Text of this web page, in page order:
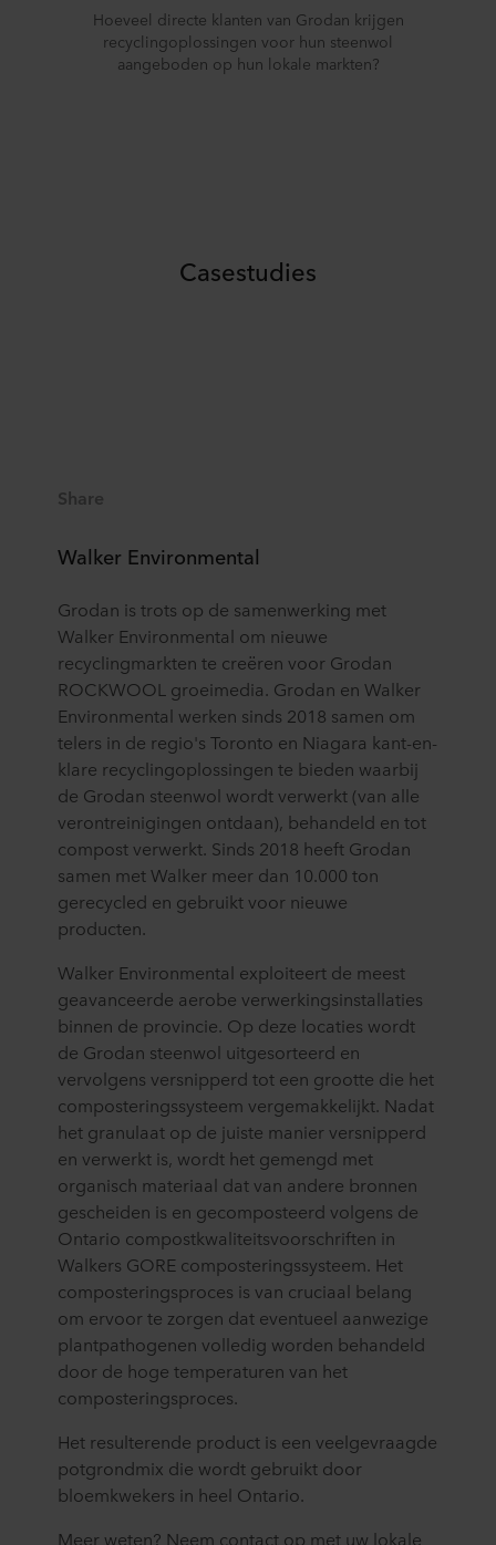
Hoeveel directe klanten van Grodan krijgen
recyclingoplossingen voor hun steenwol
aangeboden op hun lokale markten?
Casestudies
Share
Walker Environmental
Grodan is trots op de samenwerking met
Walker Environmental om nieuwe
recyclingmarkten te creëren voor Grodan
ROCKWOOL groeimedia. Grodan en Walker
Environmental werken sinds 2018 samen om
telers in de regio's Toronto en Niagara kant-en-
klare recyclingoplossingen te bieden waarbij
de Grodan steenwol wordt verwerkt (van alle
verontreinigingen ontdaan), behandeld en tot
compost verwerkt. Sinds 2018 heeft Grodan
samen met Walker meer dan 10.000 ton
gerecycled en gebruikt voor nieuwe
producten.
Walker Environmental exploiteert de meest
geavanceerde aerobe verwerkingsinstallaties
binnen de provincie. Op deze locaties wordt
de Grodan steenwol uitgesorteerd en
vervolgens versnipperd tot een grootte die het
composteringssysteem vergemakkelijkt. Nadat
het granulaat op de juiste manier versnipperd
en verwerkt is, wordt het gemengd met
organisch materiaal dat van andere bronnen
gescheiden is en gecomposteerd volgens de
Ontario compostkwaliteitsvoorschriften in
Walkers GORE composteringssysteem. Het
composteringsproces is van cruciaal belang
om ervoor te zorgen dat eventueel aanwezige
plantpathogenen volledig worden behandeld
door de hoge temperaturen van het
composteringsproces.
Het resulterende product is een veelgevraagde
potgrondmix die wordt gebruikt door
bloemkwekers in heel Ontario.
Meer weten? Neem contact op met uw lokale